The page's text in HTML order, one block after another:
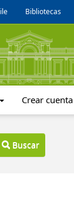
Bibliotecas
Crear cuenta
Buscar